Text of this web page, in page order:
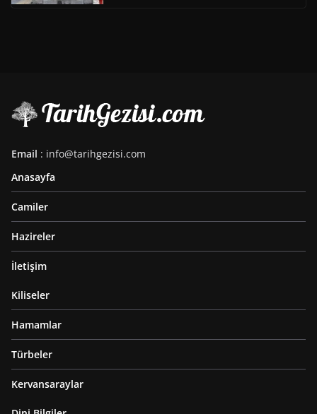
Email : info@tarihgezisi.com
Anasayfa
Camiler
Hazireler
İletişim
Kiliseler
Hamamlar
Türbeler
Kervansaraylar